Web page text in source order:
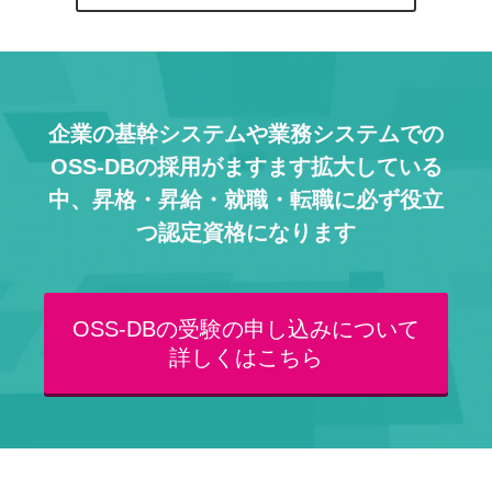
企業の基幹システムや業務システムでの
OSS-DBの採用がますます拡大している
中、 昇格・昇給・就職・転職に必ず役立
つ認定資格になります
OSS-DBの受験の申し込みについて
詳しくはこちら